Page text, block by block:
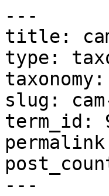
---
title:
type:
slug:
term_id:
---